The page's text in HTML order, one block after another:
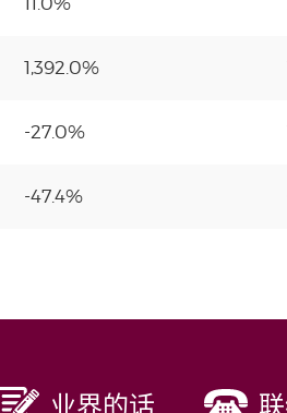
1,392.0%
-27.0%
-47.4%
业界的话